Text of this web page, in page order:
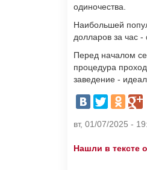
одиночества.
Наибольшей
долларов за час -
Перед началом
процедура
заведение -
вт, 01/07/2025 -
Нашли в тексте